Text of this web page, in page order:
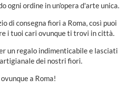
ogni ordine in un'opera d'arte unica.
di consegna fiori a Roma, così puoi
i tuoi cari ovunque ti trovi in città.
un regalo indimenticabile e lasciati
dei nostri fiori.
a Roma!